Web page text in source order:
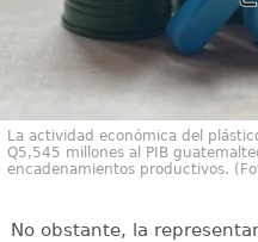
La actividad económica del
Q5,545 millones al PIB
encadenamientos productivos.
No obstante, la